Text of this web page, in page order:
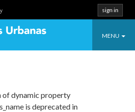
sign in
Toggle
MENU
Celebra las
of dynamic property
is deprecated in